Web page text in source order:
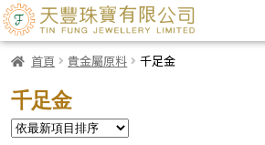
首頁 貴金屬原料 千足金
千足金